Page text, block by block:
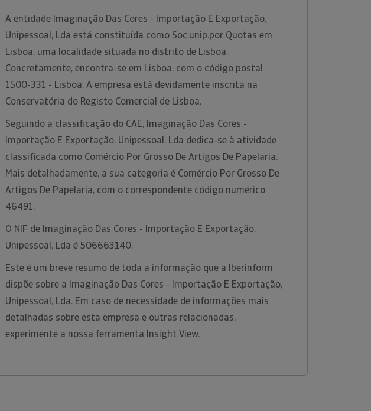
A entidade Imaginação Das Cores - Importação E Exportação,
Unipessoal, Lda está constituída como Soc.unip.por Quotas em
Lisboa, uma localidade situada no distrito de Lisboa.
Concretamente, encontra-se em Lisboa, com o código postal
1500-331 - Lisboa. A empresa está devidamente inscrita na
Conservatória do Registo Comercial de Lisboa.
Seguindo a classificação do CAE, Imaginação Das Cores -
Importação E Exportação, Unipessoal, Lda dedica-se à atividade
classificada como Comércio Por Grosso De Artigos De Papelaria.
Mais detalhadamente, a sua categoria é Comércio Por Grosso De
Artigos De Papelaria, com o correspondente código numérico
46491.
O NIF de Imaginação Das Cores - Importação E Exportação,
Unipessoal, Lda é 506663140.
Este é um breve resumo de toda a informação que a Iberinform
dispõe sobre a Imaginação Das Cores - Importação E Exportação,
Unipessoal, Lda. Em caso de necessidade de informações mais
detalhadas sobre esta empresa e outras relacionadas,
experimente a nossa ferramenta Insight View.